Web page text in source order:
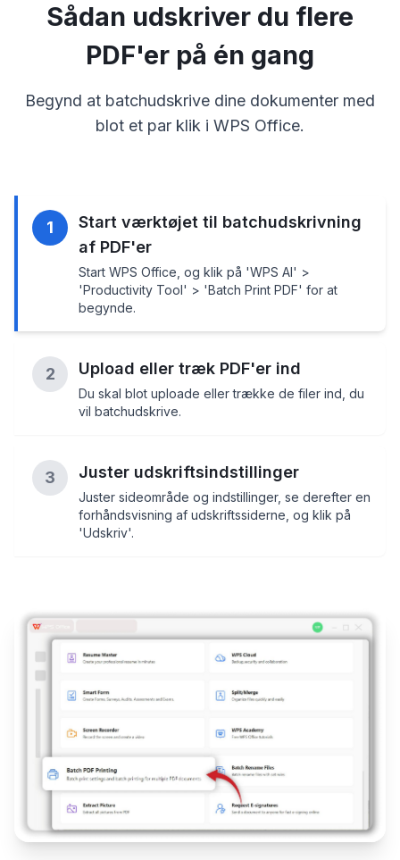
Sådan udskriver du flere
PDF'er på én gang
Begynd at batchudskrive dine dokumenter med
blot et par klik i WPS Office.
1
Start værktøjet til batchudskrivning
af PDF'er
Start WPS Office, og klik på 'WPS AI' >
'Productivity Tool' > 'Batch Print PDF' for at
begynde.
2 Upload eller træk PDF'er ind
Du skal blot uploade eller trække de filer ind, du
vil batchudskrive.
3 Juster udskriftsindstillinger
Juster sideområde og indstillinger, se derefter en
forhåndsvisning af udskriftssiderne, og klik på
'Udskriv'.